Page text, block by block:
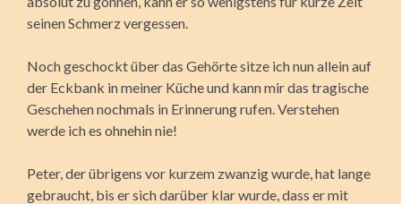
seinen Schmerz vergessen.
Noch geschockt über das Gehörte sitze ich nun allein auf
der Eckbank in meiner Küche und kann mir das tragische
Geschehen nochmals in Erinnerung rufen. Verstehen
werde ich es ohnehin nie!
Peter, der übrigens vor kurzem zwanzig wurde, hat lange
gebraucht, bis er sich darüber klar wurde, dass er mit